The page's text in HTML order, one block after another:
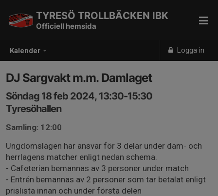
Kalender Logga in
TYRESÖ TROLLBÄCKEN IBK
Officiell hemsida
DJ Sargvakt m.m. Damlaget
Söndag 18 feb 2024, 13:30-15:30
Tyresöhallen
Samling: 12:00
Ungdomslagen har ansvar för 3 delar under dam- och
herrlagens matcher enligt nedan schema.
- Cafeterian bemannas av 3 personer under match
- Entrén bemannas av 2 personer som tar betalat enligt
prislista innan och under första delen